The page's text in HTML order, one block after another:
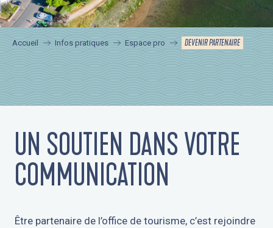
Accueil Infos pratiques Espace pro DEVENIR PARTENAIRE
UN SOUTIEN DANS VOTRE
COMMUNICATION
Être partenaire de l’office de tourisme, c’est rejoindre